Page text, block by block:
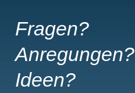
Fragen?
Anregungen?
Ideen?